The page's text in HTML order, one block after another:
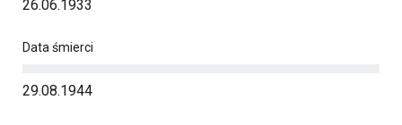
26.06.1933
Data śmierci
29.08.1944